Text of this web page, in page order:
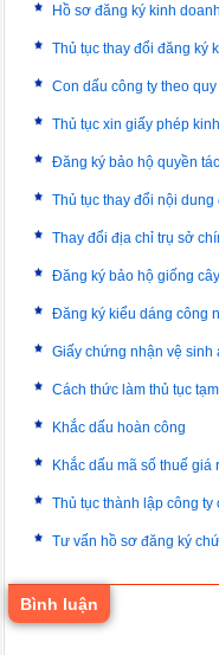
Hồ sơ đăng ký kinh
Thủ tục thay đổi đăng ký
Con dấu công ty theo
Thủ tục xin giấy phép
Đăng ký bảo hộ quyền
Thủ tục thay đổi nội
Thay đổi địa chỉ trụ sở
Đăng ký bảo hộ giống
Đăng ký kiểu dáng công
Giấy chứng nhận vệ sinh
Cách thức làm thủ tục
Khắc dấu hoàn công
Khắc dấu mã số thuế giá
Thủ tục thành lập công ty
Tư vấn hồ sơ đăng ký
Bình luận